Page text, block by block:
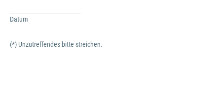
Datum
(*) Unzutreffendes bitte streichen.